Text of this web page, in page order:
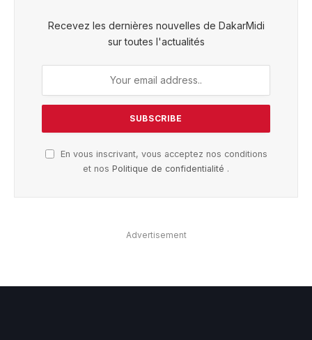
Recevez les dernières nouvelles de DakarMidi
sur toutes l'actualités
En vous inscrivant, vous acceptez nos conditions
et nos Politique de confidentialité .
Advertisement